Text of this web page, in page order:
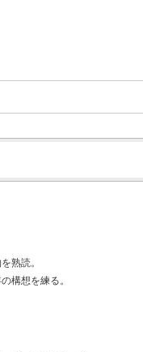
熟読。
構想を練る。